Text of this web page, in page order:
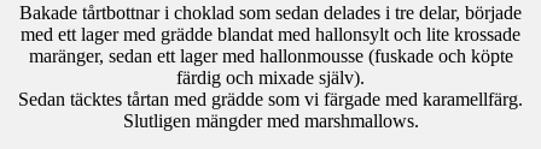
Bakade tårtbottnar i choklad som sedan delades i tre delar, började
med ett lager med grädde blandat med hallonsylt och lite krossade
maränger, sedan ett lager med hallonmousse (fuskade och köpte
färdig och mixade själv).
Sedan täcktes tårtan med grädde som vi färgade med karamellfärg.
Slutligen mängder med marshmallows.